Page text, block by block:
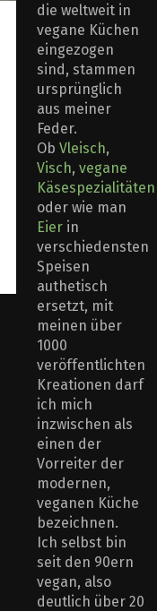
die weltweit in
vegane Küchen
eingezogen
sind, stammen
ursprünglich
aus meiner
Feder.
Ob Vleisch,
Visch, vegane
Käsespezialitäten
oder wie man
Eierin
verschiedensten
Speisen
authetisch
ersetzt, mit
meinen über
1000
veröffentlichten
Kreationen darf
ich mich
inzwischen als
einen der
Vorreiter der
modernen,
veganen Küche
bezeichnen.
Ich selbst bin
seit den 90ern
vegan, also
deutlich über 20